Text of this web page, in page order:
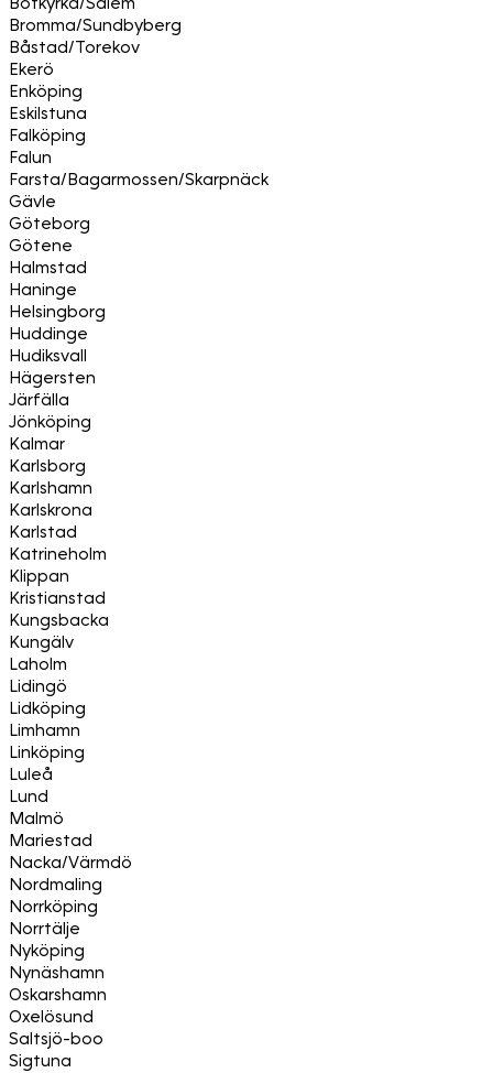
Bromma/Sundbyberg
Båstad/Torekov
Ekerö
Enköping
Eskilstuna
Falköping
Falun
Farsta/Bagarmossen/Skarpnäck
Gävle
Göteborg
Götene
Halmstad
Haninge
Helsingborg
Huddinge
Hudiksvall
Hägersten
Järfälla
Jönköping
Kalmar
Karlsborg
Karlshamn
Karlskrona
Karlstad
Katrineholm
Klippan
Kristianstad
Kungsbacka
Kungälv
Laholm
Lidingö
Lidköping
Limhamn
Linköping
Luleå
Lund
Malmö
Mariestad
Nacka/Värmdö
Nordmaling
Norrköping
Norrtälje
Nyköping
Nynäshamn
Oskarshamn
Oxelösund
Saltsjö-boo
Sigtuna